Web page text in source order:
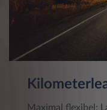
Maximal flexibel: